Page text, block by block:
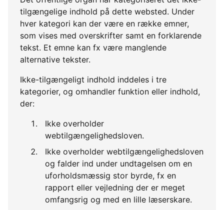
tilgængelige indhold på dette websted. Under
hver kategori kan der være en række emner,
som vises med overskrifter samt en forklarende
tekst. Et emne kan fx være manglende
alternative tekster.
Ikke-tilgængeligt indhold inddeles i tre
kategorier, og omhandler funktion eller indhold,
der:
Ikke overholder
webtilgængelighedsloven.
Ikke overholder webtilgængelighedsloven
og falder ind under undtagelsen om en
uforholdsmæssig stor byrde, fx en
rapport eller vejledning der er meget
omfangsrig og med en lille læserskare.